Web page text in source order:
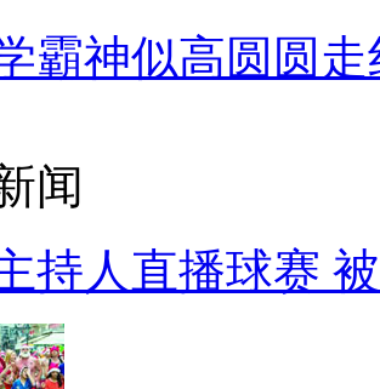
霸神似高圆圆走
闻
持人直播球赛